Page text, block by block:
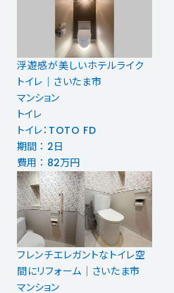
浮遊感が美しいホテルライク
トイレ｜さいたま市
マンション
トイレ
トイレ：TOTO FD
期間 ： 2日
費用 ： 82万円
フレンチエレガントなトイレ空
間にリフォーム｜さいたま市
マンション